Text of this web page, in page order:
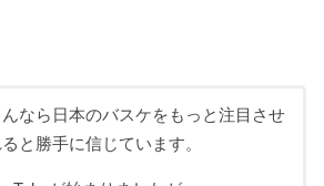
んなら日本のバスケをもっと注目させ
と勝手に信じています。